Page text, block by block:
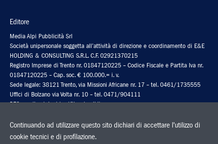
Editore
Media Alpi Pubblicità Srl
Società unipersonale soggetta all’attività di direzione e coordinamento di E&E
HOLDING & CONSULTING S.R.L. C.F. 02921370215
Registro Imprese di Trento nr. 01847120225 – Codice Fiscale e Partita Iva nr.
01847120225 – Cap. soc. € 100.000.= i. v.
Sede legale: 38121 Trento, via Missioni Africane nr. 17 – tel. 0461/1735555
Uffici di Bolzano via Volta nr. 10 – tel. 0471/904111
PEC: media-alpipubb.srl@legalmail.it
Stampa
Continuando ad utilizzare questo sito dichiari di accettare l'utilizzo di
cookie tecnici e di profilazione.